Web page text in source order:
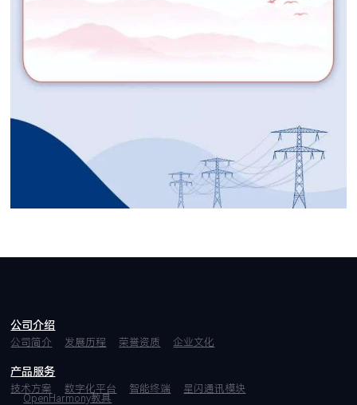
公司介绍
公司简介 发展历程 荣誉资质 企业文化
产品服务
技术方案 数字化平台 智能终端
星闪通讯模块
OpenHarmony教具